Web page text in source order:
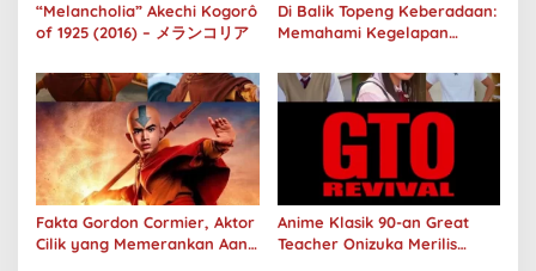
“Melancholia” Akechi Kogorô
of 1925 (2016) – メランコリア
Di Balik Topeng Keberadaan:
Memahami Kegelapan
Human
Fakta Gordon Cormier, Aktor
Cilik yang Memerankan Aang
Anime Klasik 90-an Great
Teacher Onizuka Merilis